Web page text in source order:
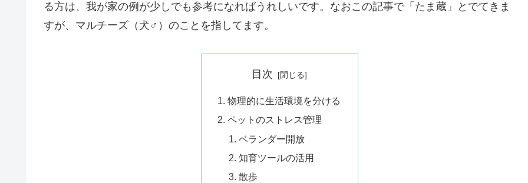
る方は、我が家の例が少しでも参考になればうれしいです。なおこの記事で「たま蔵」とでてきま
すが、マルチーズ（犬♂）のことを指してます。
目次
物理的に生活環境を分ける
ペットのストレス管理
ベランダー開放
知育ツールの活用
散歩